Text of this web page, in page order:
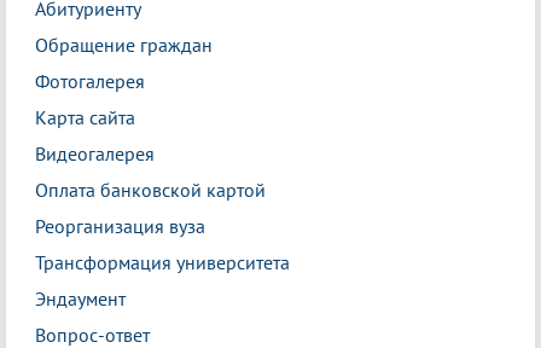
Абитуриенту
Обращение граждан
Фотогалерея
Карта сайта
Видеогалерея
Оплата банковской картой
Реорганизация вуза
Трансформация университета
Эндаумент
Вопрос-ответ